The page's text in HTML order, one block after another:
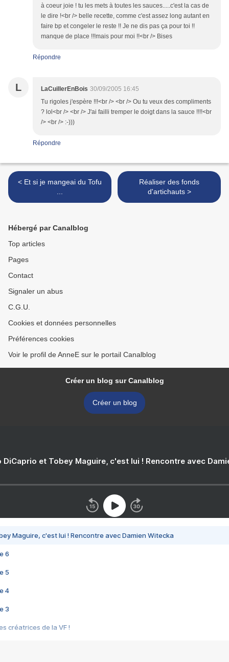
à coeur joie ! tu les mets à toutes les sauces.....c'est la cas de
le dire !<br /> belle recette, comme c'est assez long autant en
faire bp et congeler le reste !! Je ne dis pas ça pour toi !!
manque de place !!!mais pour moi !!<br /> Bises
Répondre
L LaCuillerEnBois 30/09/2005 16:45
Tu rigoles j'espère !!!<br /> <br /> Ou tu veux des compliments
? lol<br /> <br /> J'ai failli tremper le doigt dans la sauce !!!!<br
/> <br /> :-)))
Répondre
< Et si je mangeai du Tofu
Réaliser des fonds
d'artichauts >
Hébergé par Canalblog
Top articles
Pages
Contact
Signaler un abus
C.G.U.
Cookies et données personnelles
Préférences cookies
Voir le profil de AnneE sur le portail Canalblog
Créer un blog sur Canalblog
Créer un blog
DiCaprio et Tobey Maguire, c'est lui ! Rencontre avec
Maguire, c'est lui ! Rencontre avec Damien Witecka
6
5
4
3
créatrices de la VF !